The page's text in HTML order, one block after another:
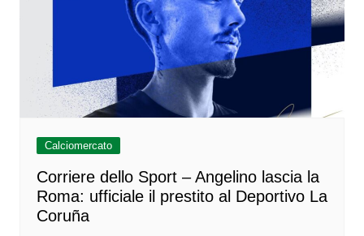
Calciomercato
Corriere dello Sport – Angelino lascia la
Roma: ufficiale il prestito al Deportivo La
Coruña